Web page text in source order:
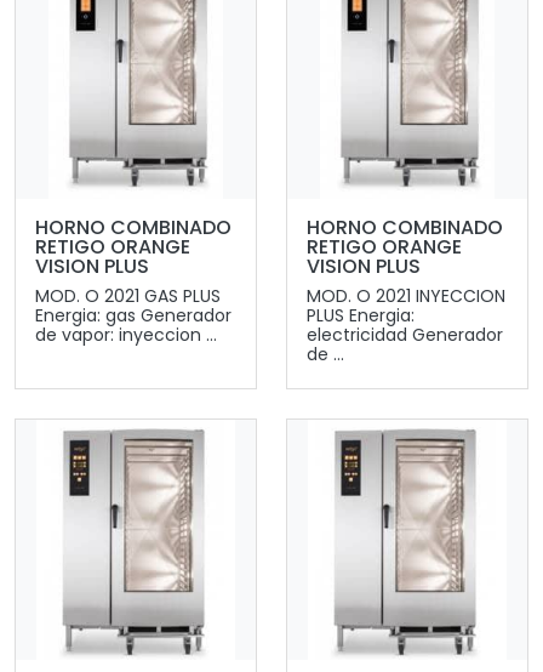
HORNO COMBINADO
RETIGO ORANGE
VISION PLUS
MOD. O 2021 GAS PLUS
Energia: gas Generador
de vapor: inyeccion ...
HORNO COMBINADO
RETIGO ORANGE
VISION PLUS
MOD. O 2021 INYECCION
PLUS Energia:
electricidad Generador
de ...